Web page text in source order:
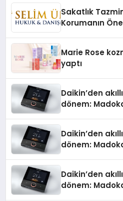
Sakatlık
Korumanın
Marie Rose
yaptı
Daikin’den
dönem:
Daikin’den
dönem:
Daikin’den
dönem: